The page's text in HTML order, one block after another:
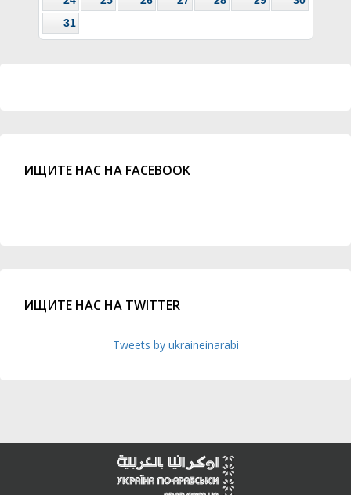
31
ИЩИТЕ НАС НА FACEBOOK
ИЩИТЕ НАС НА TWITTER
Tweets by ukraineinarabi